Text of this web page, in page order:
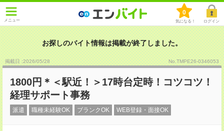
メニュー
0
気になる！ ログイン
お探しのバイト情報は掲載が終了しました。
掲載日 :2026/05/28 No.TMPE26-0346053
1800円＊＜駅近！＞17時台定時！コツコツ！
経理サポート事務
派遣 職種未経験OK ブランクOK WEB登録・面接OK